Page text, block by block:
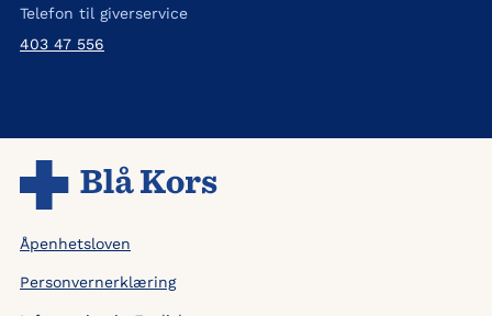
Telefon til giverservice
403 47 556
Åpenhetsloven
Personvernerklæring